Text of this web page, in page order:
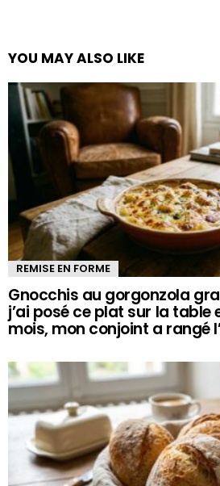
YOU MAY ALSO LIKE
REMISE EN FORME
Gnocchis au gorgonzola
j’ai posé ce plat sur la table
mois, mon conjoint a rangé